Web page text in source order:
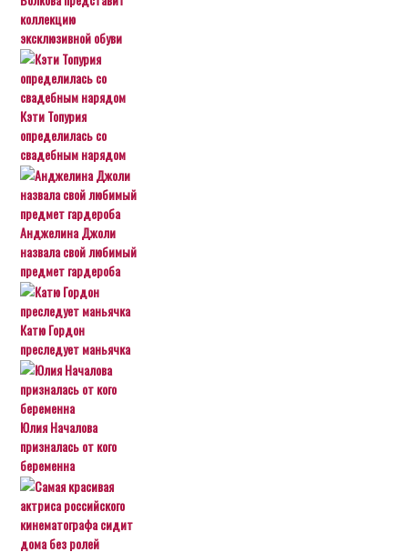
коллекцию
эксклюзивной обуви
Кэти Топурия
определилась со
свадебным нарядом
Анджелина Джоли
назвала свой любимый
предмет гардероба
Катю Гордон
преследует маньячка
Юлия Началова
призналась от кого
беременна